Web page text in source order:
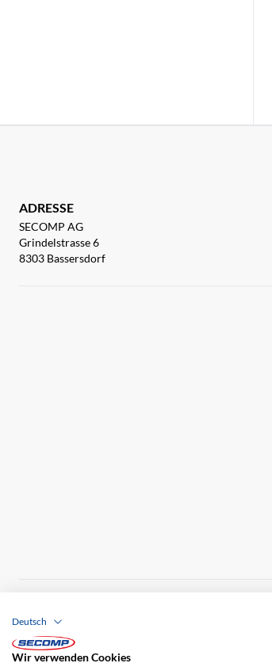
ADRESSE
SECOMP AG
Grindelstrasse 6
8303 Bassersdorf
Versandkosten
Deutsch
Wir verwenden Cookies